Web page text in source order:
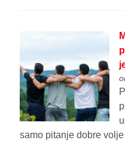
samo pitanje dobre volje